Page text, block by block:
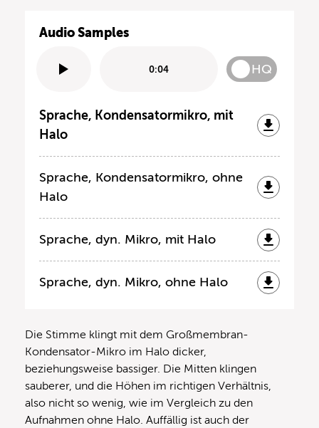
Audio Samples
0:04 HQ
Sprache, Kondensatormikro, mit
Halo
Sprache, Kondensatormikro, ohne
Halo
Sprache, dyn. Mikro, mit Halo
Sprache, dyn. Mikro, ohne Halo
Die Stimme klingt mit dem Großmembran-
Kondensator-Mikro im Halo dicker,
beziehungsweise bassiger. Die Mitten klingen
sauberer, und die Höhen im richtigen Verhältnis,
also nicht so wenig, wie im Vergleich zu den
Aufnahmen ohne Halo. Auffällig ist auch der